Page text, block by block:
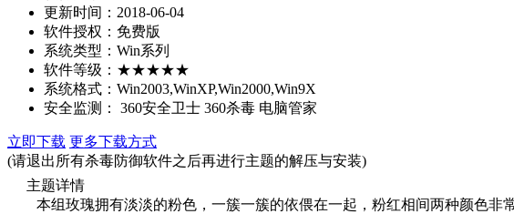
更新时间： 2018-06-04
软件授权： 免费版
系统类型： Win系列
软件等级： ★★★★★
系统格式： Win2003,WinXP,Win2000,Win9X
安全监测：
360安全卫士 360杀毒 电脑管家
立即下载 更多下载方式
(请退出所有杀毒防御软件之后再进行主题的解压与安装)
主题详情
本组玫瑰拥有淡淡的粉色，一簇一簇的依偎在一起，粉红相间两种颜色非